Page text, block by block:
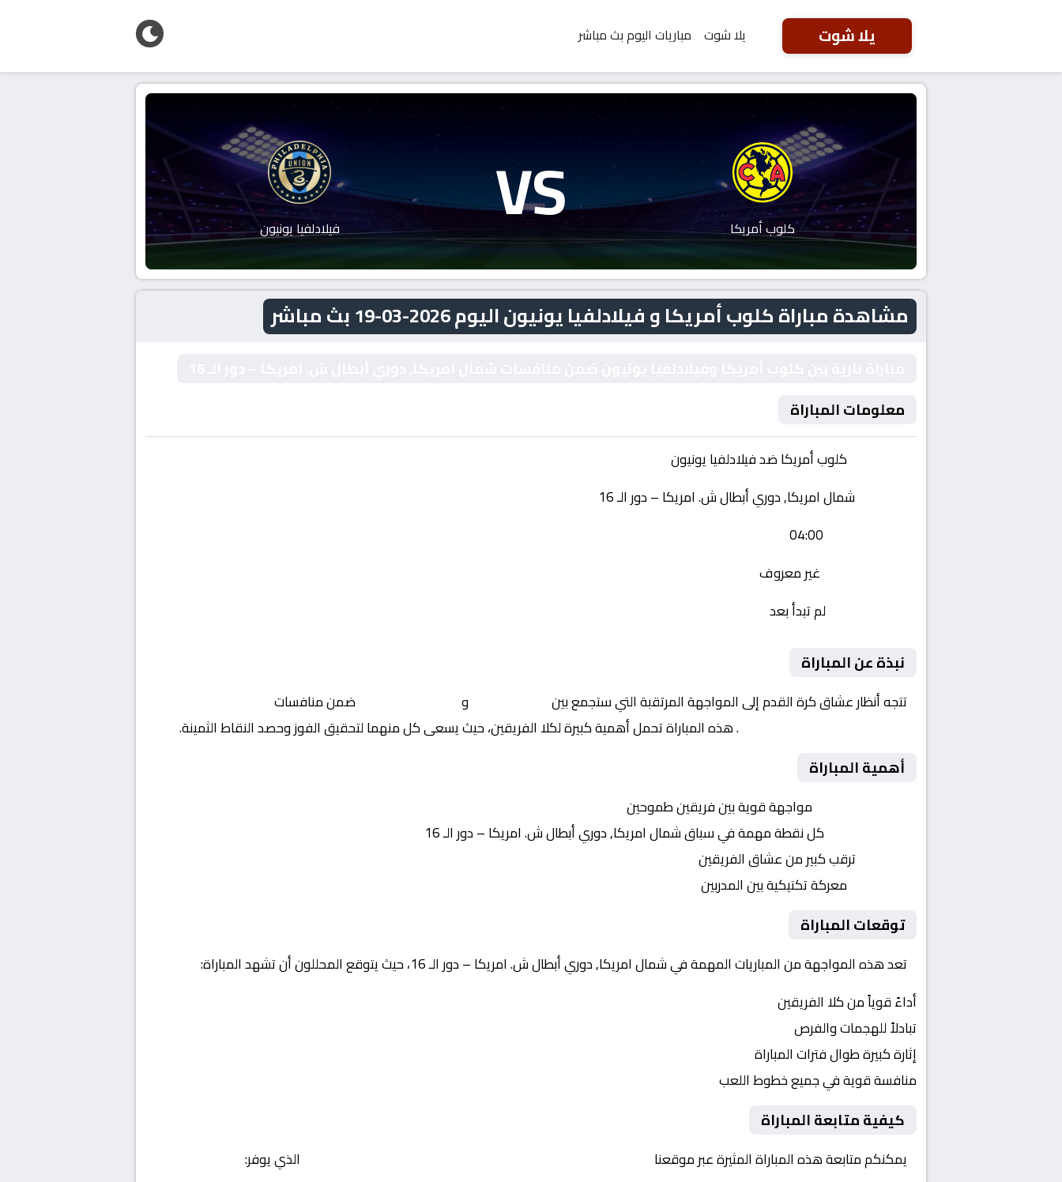
يلا شوت يلا شوت مباريات اليوم بث مباشر
كلوب أمريكا VS فيلادلفيا يونيون
مشاهدة مباراة كلوب أمريكا و فيلادلفيا يونيون اليوم 2026-03-19 بث مباشر
معلومات المباراة
كلوب أمريكا ضد فيلادلفيا يونيون
شمال امريكا, دوري أبطال ش. امريكا – دور الـ 16
غير معروف
لم تبدأ بعد
نبذة عن المباراة
تتجه أنظار عشاق كرة القدم إلى المواجهة المرتقبة التي ستجمع بين وفيلادلفيا يونيون ضمن منافسات
. هذه المباراة تحمل أهمية كبيرة لكلا الفريقين، حيث يسعى كل منهما لتحقيق الفوز وحصد النقاط الثمينة.
أهمية المباراة
مواجهة قوية بين فريقين طموحين
كل نقطة مهمة في سباق شمال امريكا, دوري أبطال ش. امريكا – دور الـ 16
ترقب كبير من عشاق الفريقين
معركة تكتيكية بين المدربين
توقعات المباراة
تعد هذه المواجهة من المباريات المهمة في شمال امريكا, دوري أبطال ش. امريكا – دور الـ 16، حيث يتوقع المحللون أن تشهد المباراة:
أداءً قوياً من كلا الفريقين
تبادلاً للهجمات والفرص
إثارة كبيرة طوال فترات المباراة
منافسة قوية في جميع خطوط اللعب
كيفية متابعة المباراة
يمكنكم متابعة هذه المباراة المثيرة عبر موقعنا
الذي يوفر: